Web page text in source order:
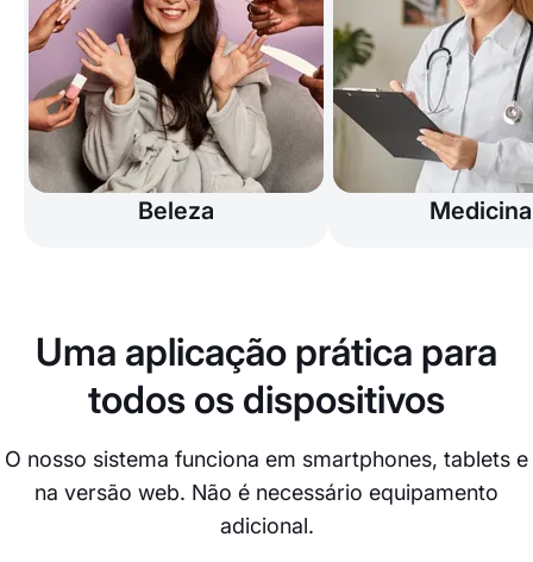
Beleza Medicina
Uma aplicação prática para
todos os dispositivos
O nosso sistema funciona em smartphones, tablets e
na versão web. Não é necessário equipamento
adicional.